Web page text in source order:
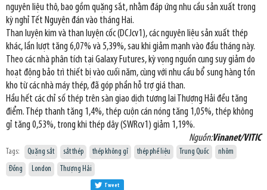
nguyên liệu thô, bao gồm quặng sắt, nhằm đáp ứng nhu cầu sản xuất trong
kỳ nghỉ Tết Nguyên đán vào tháng Hai.
Than luyện kim và than luyện cốc (DCJcv1), các nguyên liệu sản xuất thép
khác, lần lượt tăng 6,07% và 5,39%, sau khi giảm mạnh vào đầu tháng này.
Theo các nhà phân tích tại Galaxy Futures, kỳ vọng nguồn cung suy giảm do
hoạt động bảo trì thiết bị vào cuối năm, cùng với nhu cầu bổ sung hàng tồn
kho từ các nhà máy thép, đã góp phần hỗ trợ giá than.
Hầu hết các chỉ số thép trên sàn giao dịch tương lai Thượng Hải đều tăng
điểm. Thép thanh tăng 1,4%, thép cuộn cán nóng tăng 1,05%, thép không
gỉ tăng 0,53%, trong khi thép dây (SWRcv1) giảm 1,19%.
Nguồn:Vinanet/VITIC
Tags: Quặng sắt sắt thép thép không gỉ thép phế liệu Trung Quốc
nhôm
Đồng
London Thượng Hải
Tweet